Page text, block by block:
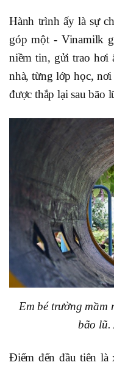
Hành trình ấy là sự
góp một - Vinamilk
niềm tin, gửi trao hơi
nhà, từng lớp học,
được thắp lại sau bão
Em bé trường mầm
bão lũ.
Điểm đến đầu tiên là